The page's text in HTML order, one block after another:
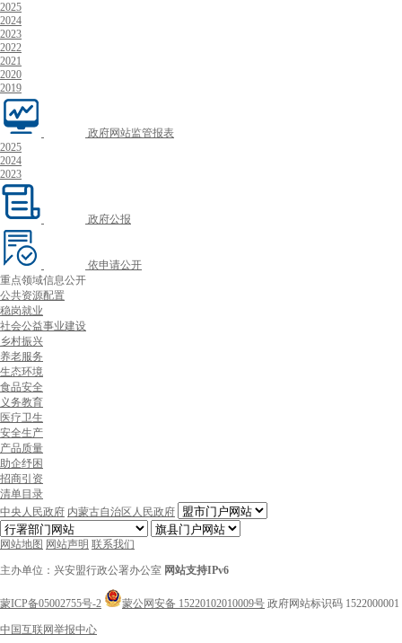
2025
2024
2023
2022
2021
2020
2019
政府网站监管报表
2025
2024
2023
政府公报
依申请公开
重点领域信息公开
公共资源配置
稳岗就业
社会公益事业建设
乡村振兴
养老服务
生态环境
食品安全
义务教育
医疗卫生
安全生产
产品质量
助企纾困
招商引资
清单目录
中央人民政府 内蒙古自治区人民政府
网站地图 网站声明 联系我们
主办单位：兴安盟行政公署办公室 网站支持IPv6
蒙ICP备05002755号-2 蒙公网安备 15220102010009号 政府网站标识码 1522000001
中国互联网举报中心